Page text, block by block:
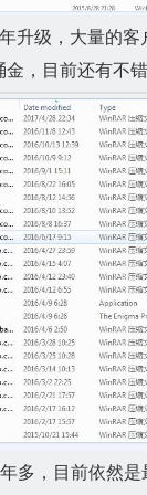
升级，大量的客
金，目前还有不
多，目前依然是